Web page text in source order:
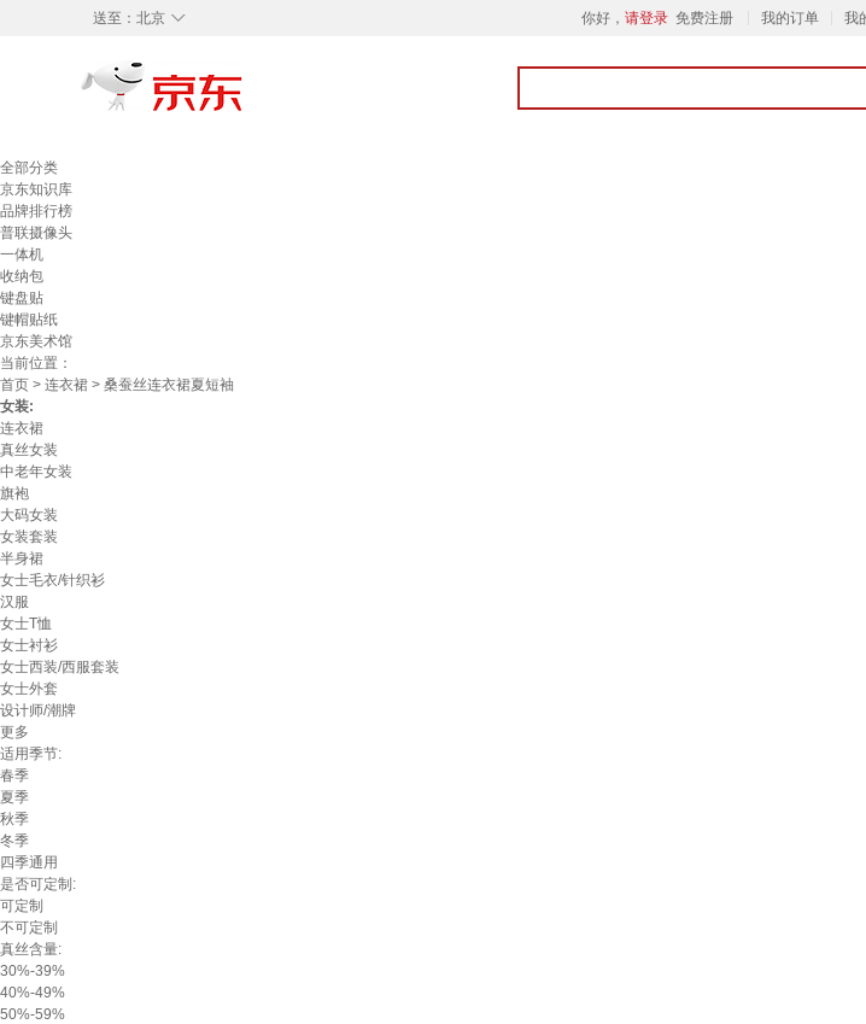
◇
送至： 北京 你好， 请登录 免费注册 我的订单 我
全部分类
京东知识库
品牌排行榜
普联摄像头
一体机
收纳包
键盘贴
键帽贴纸
京东美术馆
当前位置：
首页 > 连衣裙 > 桑蚕丝连衣裙夏短袖
女装:
连衣裙
真丝女装
中老年女装
旗袍
大码女装
女装套装
半身裙
女士毛衣/针织衫
汉服
女士T恤
女士衬衫
女士西装/西服套装
女士外套
设计师/潮牌
更多
适用季节:
春季
夏季
秋季
冬季
四季通用
是否可定制:
可定制
不可定制
真丝含量:
30%-39%
40%-49%
50%-59%